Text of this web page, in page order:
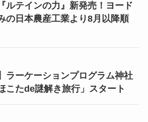
ルテインの力』新発売！ヨード
の日本農産工業より8月以降順
ラーケーションプログラム神社
こたde謎解き旅行」スタート